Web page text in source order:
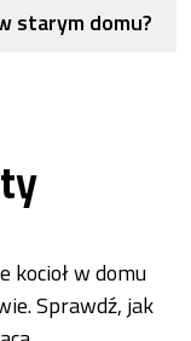
starym domu?
kocioł w domu
Sprawdź, jak